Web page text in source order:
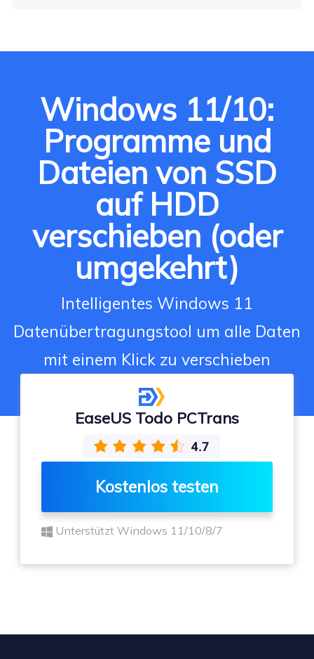
Windows 11/10:
Programme und
Dateien von SSD
auf HDD
verschieben (oder
umgekehrt)
Intelligentes Windows 11
Datenübertragungstool um alle Daten
mit einem Klick zu verschieben
EaseUS Todo PCTrans
Kostenlos testen
Unterstützt Windows 11/10/8/7